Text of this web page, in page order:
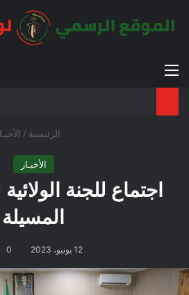
القائمة
الرئيسية /
الأخبـار
اجتماع للجنة
المسيلة
12 يونيو، 2023 0